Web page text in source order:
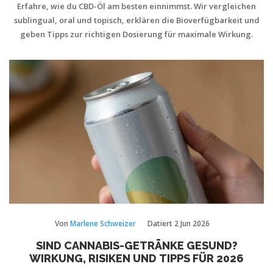
Erfahre, wie du CBD-Öl am besten einnimmst. Wir vergleichen
sublingual, oral und topisch, erklären die Bioverfügbarkeit und
geben Tipps zur richtigen Dosierung für maximale Wirkung.
Von Marlene Schweizer Datiert 2 Jun 2026
SIND CANNABIS-GETRÄNKE GESUND?
WIRKUNG, RISIKEN UND TIPPS FÜR 2026